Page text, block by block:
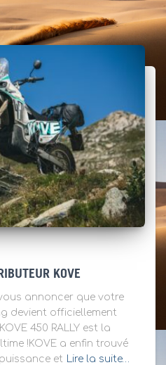
KOVE
annoncer que votre
devient officiellement
450 RALLY est la
!KOVE a enfin trouvé
et
Lire la suite…